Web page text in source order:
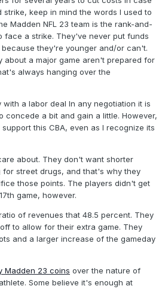
keep in mind the words I used to
Madden NFL 23 team is the rank-and-
face a strike. They've never put funds
they're younger and/or can't.
about a major game aren't prepared for
always hanging over the
with a labor deal In any negotiation it is
concede a bit and gain a little. However,
this CBA, even as I recognize its
about. They don't want shorter
street drugs, and that's why they
those points. The players didn't get
game, however.
of revenues that 48.5 percent. They
to allow for their extra game. They
and a larger increase of the gameday
Madden 23 coins over the nature of
Some believe it's enough at